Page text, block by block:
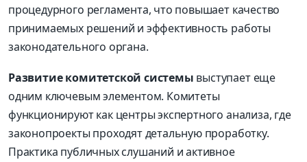
процедурного регламента, что повышает качество
принимаемых решений и эффективность работы
законодательного органа.
Развитие комитетской системы выступает еще
одним ключевым элементом. Комитеты
функционируют как центры экспертного анализа, где
законопроекты проходят детальную проработку.
Практика публичных слушаний и активное